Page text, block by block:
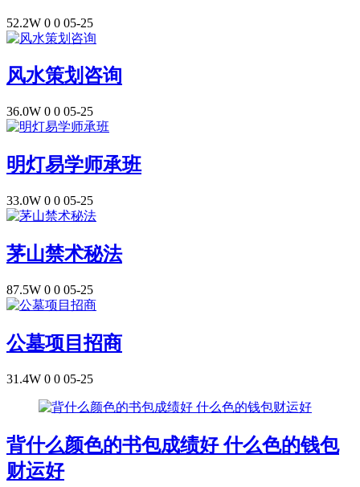
52.2W 0 0 05-25
风水策划咨询
36.0W 0 0 05-25
明灯易学师承班
33.0W 0 0 05-25
茅山禁术秘法
87.5W 0 0 05-25
公墓项目招商
31.4W 0 0 05-25
背什么颜色的书包成绩好 什么色的钱包
财运好